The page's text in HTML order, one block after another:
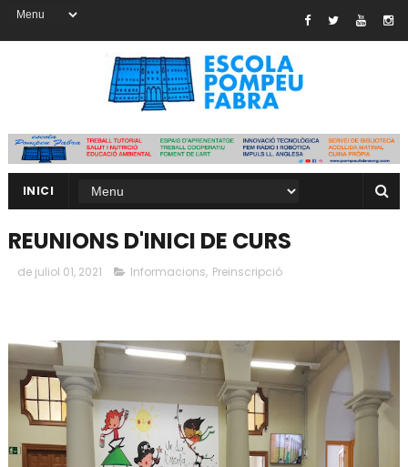
INICI
REUNIONS D'INICI DE CURS
de juliol 01, 2021 Informacions, Preinscripció